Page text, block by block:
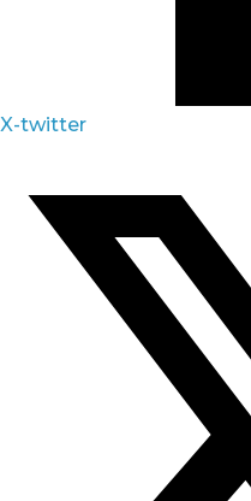
X-twitter